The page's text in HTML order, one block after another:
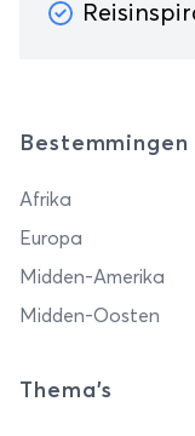
Bestemmingen
Afrika
Europa
Midden-Amerika
Midden-Oosten
Thema's